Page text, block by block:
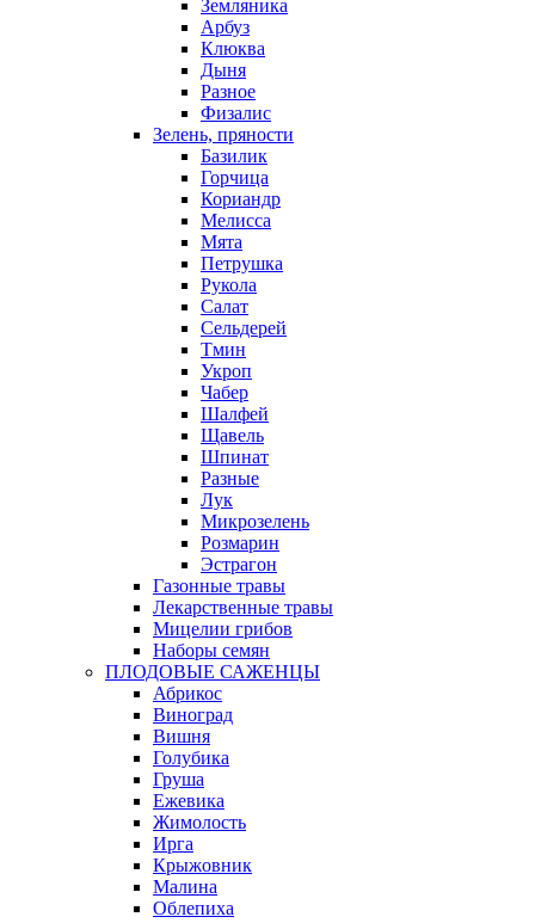
Земляника
Арбуз
Клюква
Дыня
Разное
Физалис
Зелень, пряности
Базилик
Горчица
Кориандр
Мелисса
Мята
Петрушка
Рукола
Салат
Сельдерей
Тмин
Укроп
Чабер
Шалфей
Щавель
Шпинат
Разные
Лук
Микрозелень
Розмарин
Эстрагон
Газонные травы
Лекарственные травы
Мицелии грибов
Наборы семян
ПЛОДОВЫЕ САЖЕНЦЫ
Абрикос
Виноград
Вишня
Голубика
Груша
Ежевика
Жимолость
Ирга
Крыжовник
Малина
Облепиха